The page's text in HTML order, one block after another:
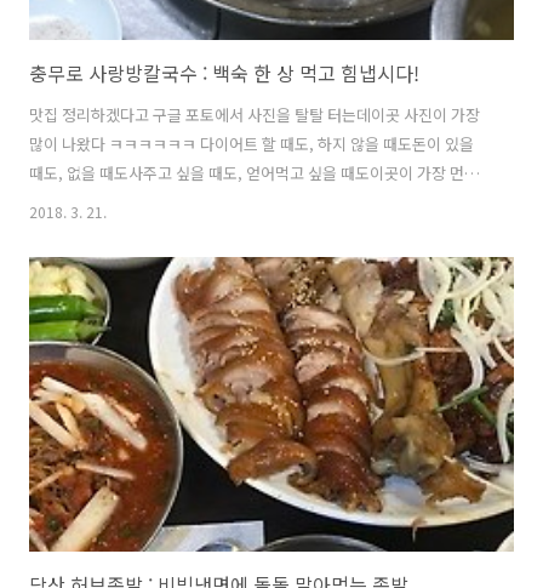
충무로 사랑방칼국수 : 백숙 한 상 먹고 힘냅시다!
맛집 정리하겠다고 구글 포토에서 사진을 탈탈 터는데이곳 사진이 가장
많이 나왔다 ㅋㅋㅋㅋㅋㅋ 다이어트 할 때도, 하지 않을 때도돈이 있을
때도, 없을 때도사주고 싶을 때도, 얻어먹고 싶을 때도이곳이 가장 먼저
생각났다. 노포를 사랑하는 나에게 보물같은 곳.없어지면 안되는 곳이
23-1)매일 09:00 - 22:00 / 일요일 09:00 - 16:00 / 명절 휴무을지로3가
역 9, 11번 출구충무로역 5, 6번 출구 저 기품있고 정스러운 메뉴판을 보
라! 그런데 귀한 글귀를 내가 잘라먹었네 ㅠㅠ 내가 잘못했네 ㅠㅠ 백숙
백반 위에 있는 글귀는 "내용있는 음식, 실속있는 식사"다. 내용과 실속
이 고루 갖춰진 저 음식은 1인분에 겨우 ..
2018. 3. 21.